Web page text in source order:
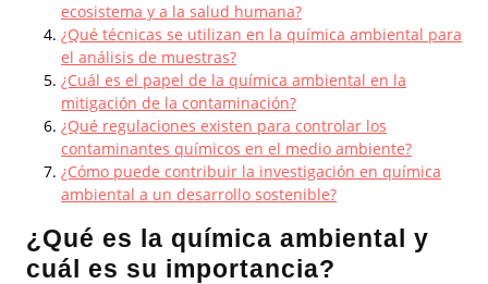
ecosistema y a la salud humana?
¿Qué técnicas se utilizan en la química ambiental para
el análisis de muestras?
¿Cuál es el papel de la química ambiental en la
mitigación de la contaminación?
¿Qué regulaciones existen para controlar los
contaminantes químicos en el medio ambiente?
¿Cómo puede contribuir la investigación en química
ambiental a un desarrollo sostenible?
¿Qué es la química ambiental y
cuál es su importancia?